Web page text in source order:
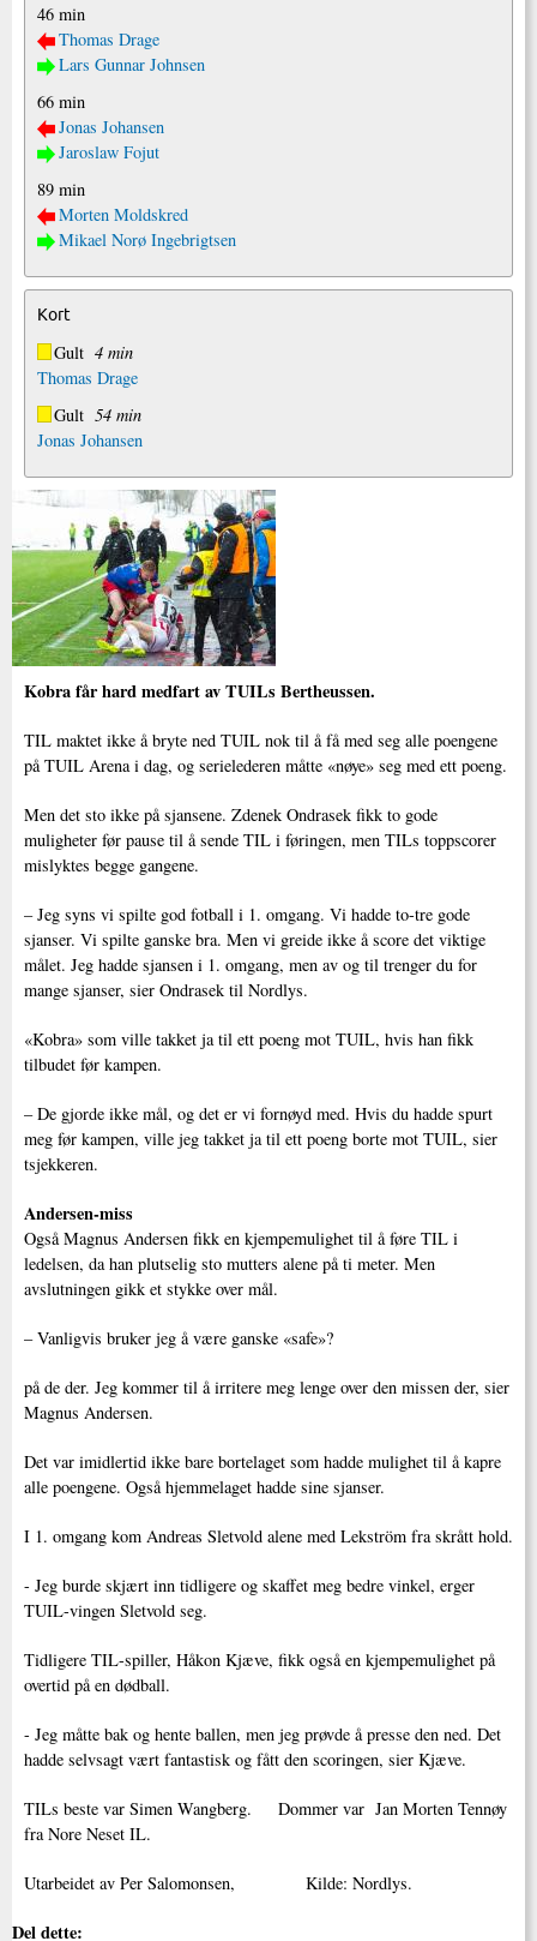
46 min
Thomas Drage
Lars Gunnar Johnsen
66 min
Jonas Johansen
Jaroslaw Fojut
89 min
Morten Moldskred
Mikael Norø Ingebrigtsen
Kort
Gult 4 min
Thomas Drage
Gult 54 min
Jonas Johansen
Kobra får hard medfart av TUILs Bertheussen.
TIL maktet ikke å bryte ned TUIL nok til å få med seg alle poengene
på TUIL Arena i dag, og serielederen måtte «nøye» seg med ett poeng.
Men det sto ikke på sjansene. Zdenek Ondrasek fikk to gode
muligheter før pause til å sende TIL i føringen, men TILs toppscorer
mislyktes begge gangene.
– Jeg syns vi spilte god fotball i 1. omgang. Vi hadde to-tre gode
sjanser. Vi spilte ganske bra. Men vi greide ikke å score det viktige
målet. Jeg hadde sjansen i 1. omgang, men av og til trenger du for
mange sjanser, sier Ondrasek til Nordlys.
«Kobra» som ville takket ja til ett poeng mot TUIL, hvis han fikk
tilbudet før kampen.
– De gjorde ikke mål, og det er vi fornøyd med. Hvis du hadde spurt
meg før kampen, ville jeg takket ja til ett poeng borte mot TUIL, sier
tsjekkeren.
Andersen-miss
Også Magnus Andersen fikk en kjempemulighet til å føre TIL i
ledelsen, da han plutselig sto mutters alene på ti meter. Men
avslutningen gikk et stykke over mål.
– Vanligvis bruker jeg å være ganske «safe»?
på de der. Jeg kommer til å irritere meg lenge over den missen der, sier
Magnus Andersen.
Det var imidlertid ikke bare bortelaget som hadde mulighet til å kapre
alle poengene. Også hjemmelaget hadde sine sjanser.
I 1. omgang kom Andreas Sletvold alene med Lekström fra skrått hold.
- Jeg burde skjært inn tidligere og skaffet meg bedre vinkel, erger
TUIL-vingen Sletvold seg.
Tidligere TIL-spiller, Håkon Kjæve, fikk også en kjempemulighet på
overtid på en dødball.
- Jeg måtte bak og hente ballen, men jeg prøvde å presse den ned. Det
hadde selvsagt vært fantastisk og fått den scoringen, sier Kjæve.
TILs beste var Simen Wangberg. Dommer var Jan Morten Tennøy
fra Nore Neset IL.
Utarbeidet av Per Salomonsen, Kilde: Nordlys.
Del dette: